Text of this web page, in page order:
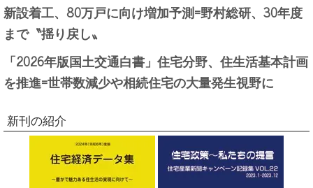
新設着工、80万戸に向け増加予測=野村総研、30年度
まで〝揺り戻し〟
「2026年版国土交通白書」住宅分野、住生活基本計画
を推進=世帯数減少や相続住宅の大量発生視野に
新刊の紹介